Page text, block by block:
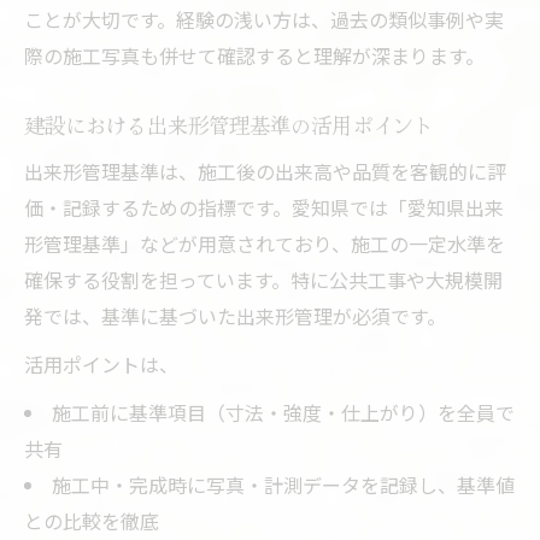
ことが大切です。経験の浅い方は、過去の類似事例や実
際の施工写真も併せて確認すると理解が深まります。
建設における出来形管理基準の活用ポイント
出来形管理基準は、施工後の出来高や品質を客観的に評
価・記録するための指標です。愛知県では「愛知県出来
形管理基準」などが用意されており、施工の一定水準を
確保する役割を担っています。特に公共工事や大規模開
発では、基準に基づいた出来形管理が必須です。
活用ポイントは、
施工前に基準項目（寸法・強度・仕上がり）を全員で
共有
施工中・完成時に写真・計測データを記録し、基準値
との比較を徹底